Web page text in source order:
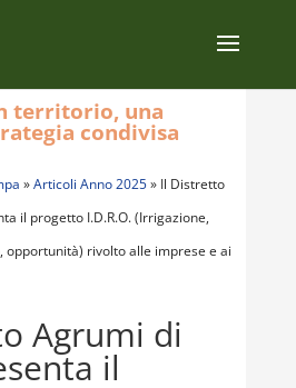
»Articoli Anno 2025» Il Distretto
il progetto I.D.R.O. (Irrigazione,
opportunità) rivolto alle imprese e ai
Agrumi di
il
territorio, una
condivisa